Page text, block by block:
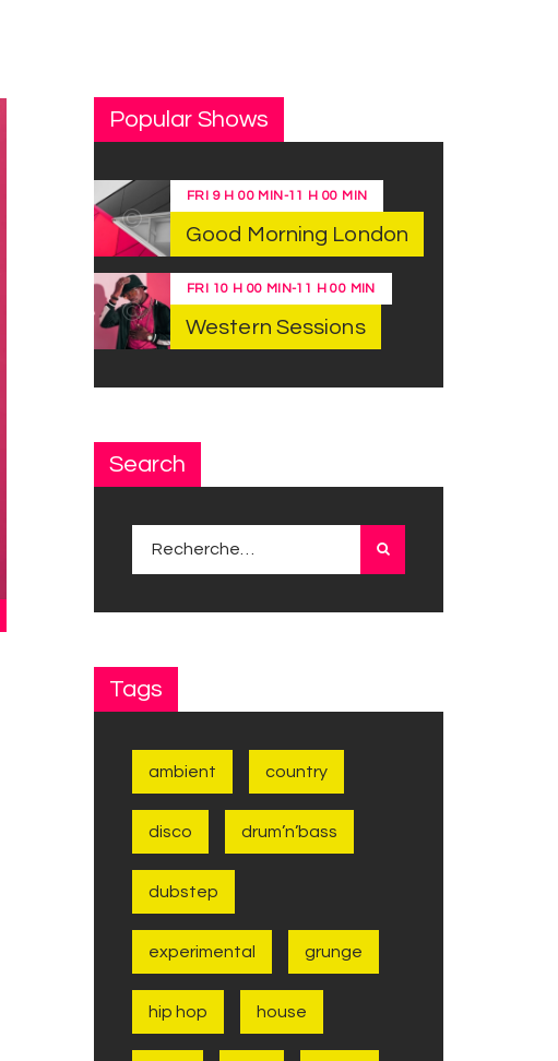
Popular Shows
FRI 9 H 00 MIN-11 H 00 MIN
Good Morning London
FRI 10 H 00 MIN-11 H 00 MIN
Western Sessions
Search
Tags
ambient country
disco drum’n’bass
dubstep
experimental grunge
hip hop house